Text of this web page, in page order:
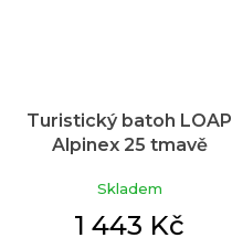
Turistický batoh LOAP
Alpinex 25 tmavě
Skladem
1 443 Kč